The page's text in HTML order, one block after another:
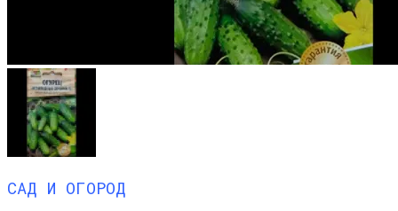
САД И ОГОРОД